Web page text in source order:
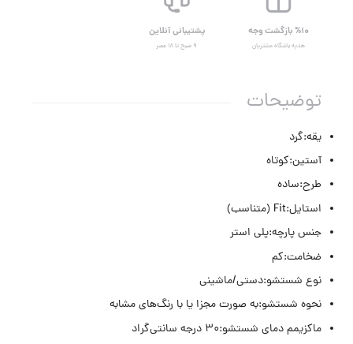
%۱۰ بازگشت وجه
هدیه باشگاه مشتریان
پشتیبانی آنلاین
۹ صبح تا ۱۸ عصر
توضیحات
یقه:گرد
آستین:کوتاه
طرح:ساده
استایل:Fit (متناسب)
جنس پارچه:پلی استر
ضخامت:کم
نوع شستشو:دستی/ماشینی
نحوه شستشو:به صورت مجزا یا با رنگ‌های مشابه
ماکزیمم دمای شستشو:۳۰ درجه سانتی‌گراد